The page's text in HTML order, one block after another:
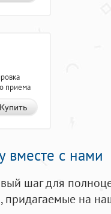
приема
Купить
вместе с нами
шаг для
придагаемые на